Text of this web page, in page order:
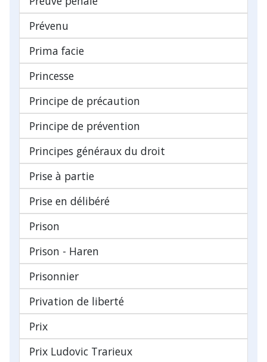
Prévenu
Prima facie
Princesse
Principe de précaution
Principe de prévention
Principes généraux du droit
Prise à partie
Prise en délibéré
Prison
Prison - Haren
Prisonnier
Privation de liberté
Prix
Prix Ludovic Trarieux